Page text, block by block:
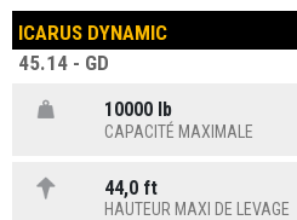
ICARUS DYNAMIC
45.14 - GD
10000 lb
CAPACITÉ MAXIMALE
44,0 ft
HAUTEUR MAXI DE LEVAGE